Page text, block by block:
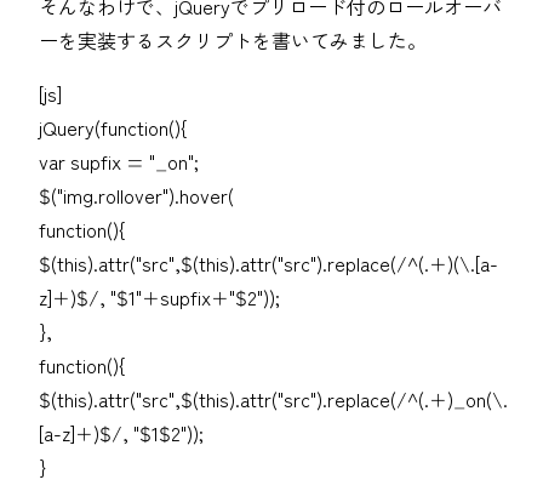
そんなわけで、jQueryでプリロード付のロールオーバ
ーを実装するスクリプトを書いてみました。
[js]
jQuery(function(){
var supfix = "_on";
$("img.rollover").hover(
function(){
$(this).attr("src",$(this).attr("src").replace(/^(.+)(\.[a-
z]+)$/, "$1"+supfix+"$2"));
},
function(){
$(this).attr("src",$(this).attr("src").replace(/^(.+)_on(\.
[a-z]+)$/, "$1$2"));
}